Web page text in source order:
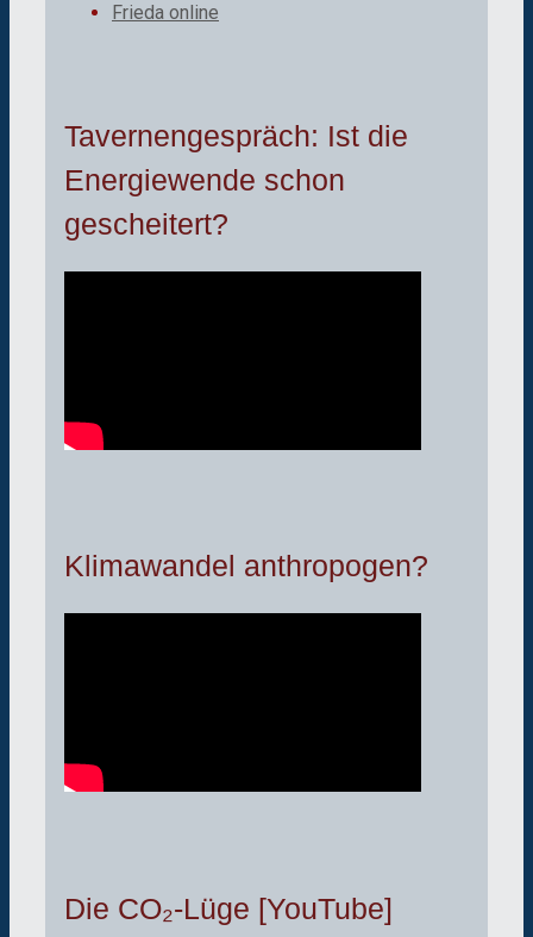
Frieda online
Tavernengespräch: Ist die
Energiewende schon
gescheitert?
Klimawandel anthropogen?
Die CO₂-Lüge [YouTube]